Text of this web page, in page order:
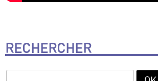
RECHERCHER